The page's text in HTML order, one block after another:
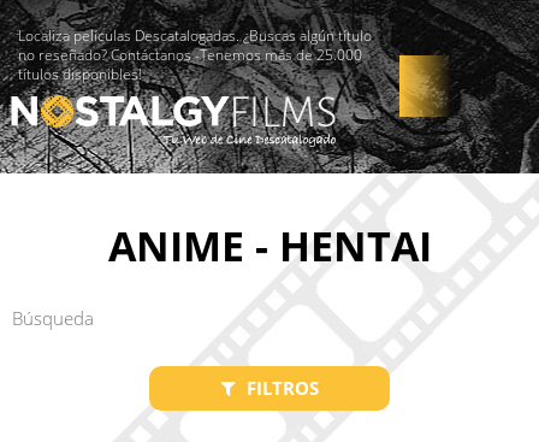
Localiza películas Descatalogadas. ¿Buscas algún título
no reseñado? Contáctanos -Tenemos más de 25.000
títulos disponibles!
ANIME - HENTAI
FILTROS